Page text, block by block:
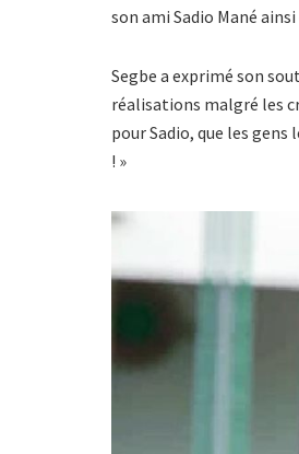
son ami Sadio Mané
Segbe a exprimé son
réalisations malgré les
pour Sadio, que les
! »